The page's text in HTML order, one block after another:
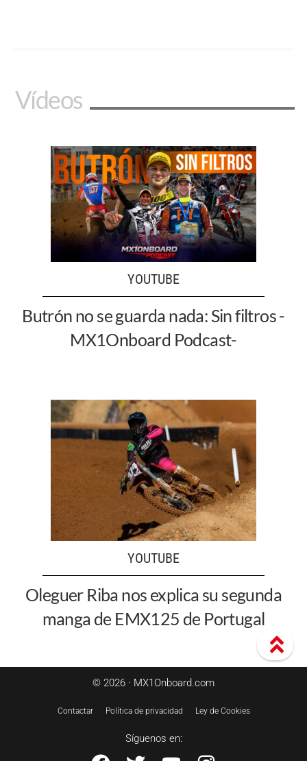
Vídeos
YOUTUBE
Butrón no se guarda nada: Sin filtros -
MX1Onboard Podcast-
YOUTUBE
Oleguer Riba nos explica su segunda
manga de EMX125 de Portugal
© 2026 · MX1Onboard.com
Contactar Política de privacidad Ley de Cookies
Síguenos en: